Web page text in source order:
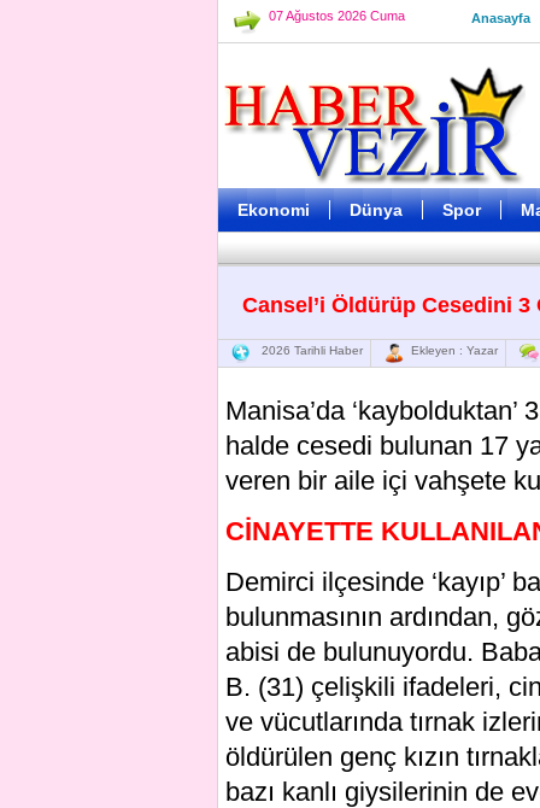
07 Ağustos 2026 Cuma Anasayfa
Ekonomi Dünya Spor
Cansel’i Öldürüp Cesedini 3
2026 Tarihli Haber Ekleyen : Yazar
Manisa’da
halde cesedi bulunan 17
veren bir aile içi vahşete
CİNAYETTE
Demirci ilçesinde ‘kayıp’
bulunmasının ardından,
abisi de bulunuyordu.
B. (31) çelişkili ifadeleri,
ve vücutlarında tırnak
öldürülen genç kızın
bazı kanlı giysilerinin de